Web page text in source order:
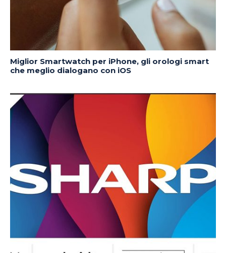
Miglior Smartwatch per iPhone, gli orologi smart
che meglio dialogano con iOS